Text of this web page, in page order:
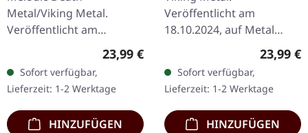
Metal/Viking Metal.
Veröffentlicht am
01.06.2022, auf Metal
Blade Records. Pastel
orange marmoriertes
Vinyl mit Insert,
zweiseitigem…
Regulärer Preis:
23,99 €
Sofort verfügbar,
Lieferzeit: 1-2 Werktage
HINZUFÜGEN
Veröffentlicht am
18.10.2024, auf Metal
Blade Records. Light Blue
Ice Marbled Vinyl. "Winter
Storm" markiert ein
weiteres triumphales…
23,99 €
Sofort verfügbar,
Lieferzeit: 1-2 Werktage
HINZUFÜGEN